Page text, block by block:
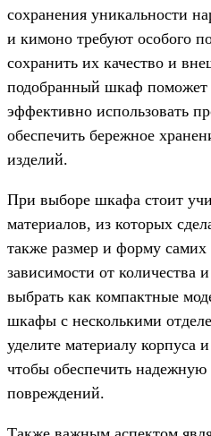
сохранения уникальности
и кимоно требуют особого
сохранить их качество и
подобранный шкаф поможет
эффективно использовать
обеспечить бережное
изделий.
При выборе шкафа стоит
материалов, из которых
также размер и форму
зависимости от количества
выбрать как компактные
шкафы с несколькими
уделите материалу корпуса
чтобы обеспечить
повреждений.